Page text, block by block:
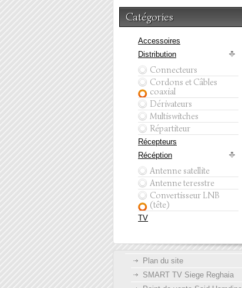
Catégories
Accessoires
Distribution
Connecteurs
Cordons et Câbles
coaxial
Dérivateurs
Multiswitches
Répartiteur
Récepteurs
Récéption
Antenne satellite
Antenne teresstre
Convertisseur LNB
(tête)
TV
Plan du site
SMART TV Siege Reghaia